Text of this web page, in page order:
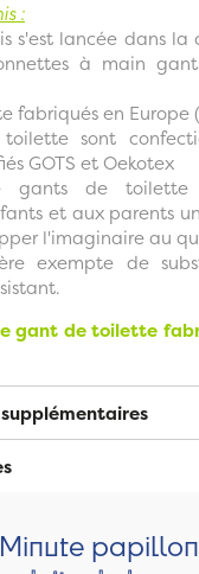
:
s'est lancée dans la
à main
fabriqués en Europe
sont
GOTS et Oekotex
gants de toilette
et aux parents
l'imaginaire au
exempte de
gant de toilette
Minute